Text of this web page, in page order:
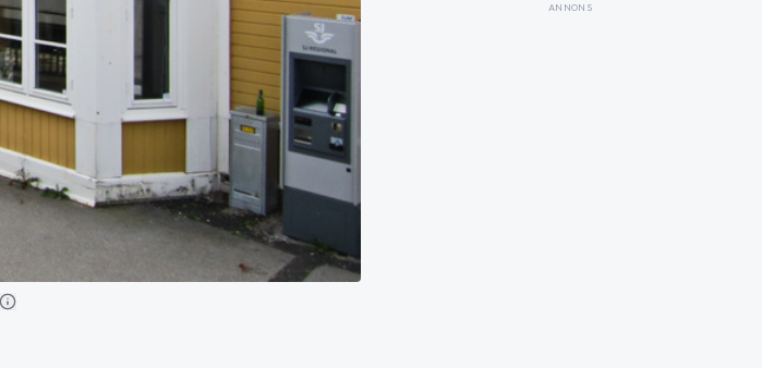
ANNONS